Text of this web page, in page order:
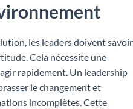
les leaders doivent savoir
Cela nécessite une
rapidement. Un leadership
le changement et
incomplètes. Cette